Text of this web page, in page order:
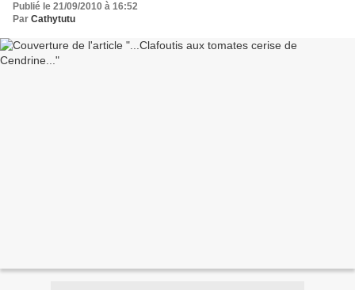
Publié le 21/09/2010 à 16:52
Par Cathytutu